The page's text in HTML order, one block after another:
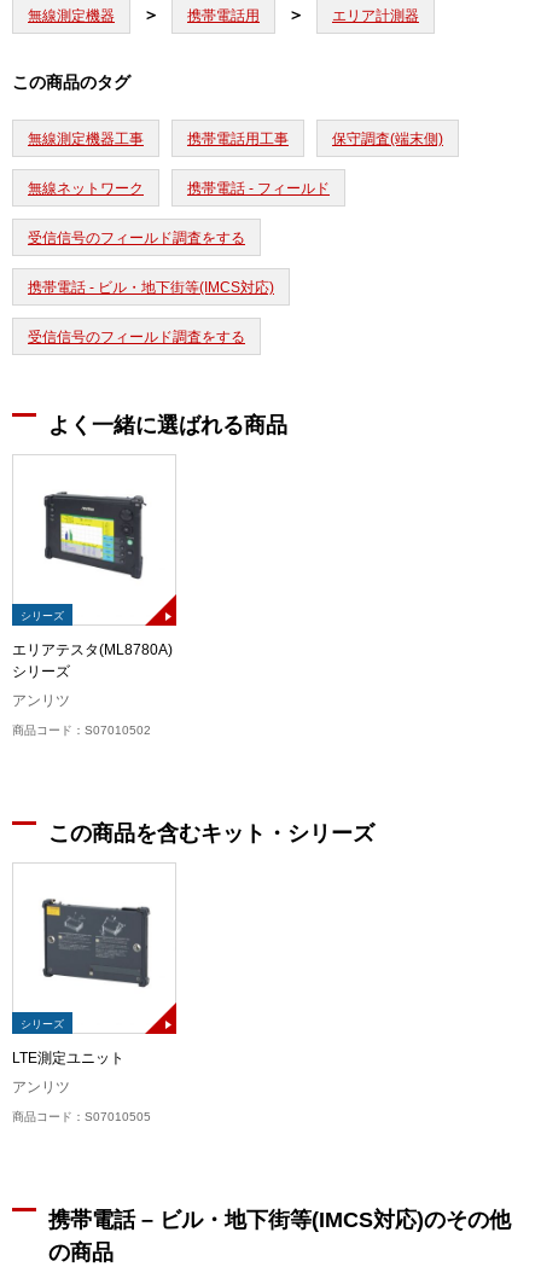
無線測定機器 携帯電話用 エリア計測器
この商品のタグ
無線測定機器工事 携帯電話用工事 保守調査(端末側)
無線ネットワーク 携帯電話 - フィールド
受信信号のフィールド調査をする
携帯電話 - ビル・地下街等(IMCS対応)
受信信号のフィールド調査をする
よく一緒に選ばれる商品
シリーズ
エリアテスタ(ML8780A)
シリーズ
アンリツ
商品コード：S07010502
この商品を含むキット・シリーズ
シリーズ
LTE測定ユニット
アンリツ
商品コード：S07010505
携帯電話 – ビル・地下街等(IMCS対応)のその他
の商品